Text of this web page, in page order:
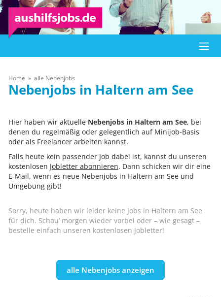
Home alle Nebenjobs
Haltern am See
Hier haben wir aktuelle Nebenjobs in Haltern am See, bei
denen du regelmäßig oder gelegentlich auf Minijob-Basis
oder als Freelancer arbeiten kannst.
Falls heute kein passender Job dabei ist, kannst du unseren
kostenlosen Jobletter abonnieren. Dann schicken wir dir eine
E-Mail, wenn es neue Nebenjobs in Haltern am See und
Umgebung gibt!
Sorry, heute haben wir leider keine Jobs in Haltern am See
für dich. Schau‘ morgen wieder vorbei oder – wie gesagt –
bestelle einfach unseren kostenlosen Jobletter!
alle Nebenjobs anzeigen